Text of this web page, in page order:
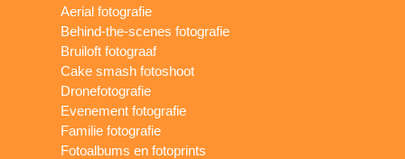
Aerial fotografie
Behind-the-scenes fotografie
Bruiloft fotograaf
Cake smash fotoshoot
Dronefotografie
Evenement fotografie
Familie fotografie
Fotoalbums en fotoprints